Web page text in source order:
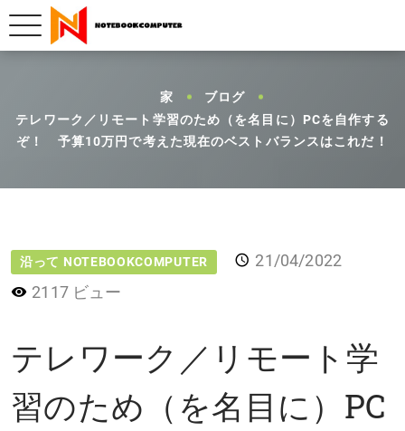
家
ブログ
テレワーク／リモート学習のため（を名目に）PCを自作する
ぞ！ 予算10万円で考えた現在のベストバランスはこれだ！
沿って NOTEBOOKCOMPUTER
21/04/2022
2117 ビュー
テレワーク／リモート学
習のため（を名目に）PC